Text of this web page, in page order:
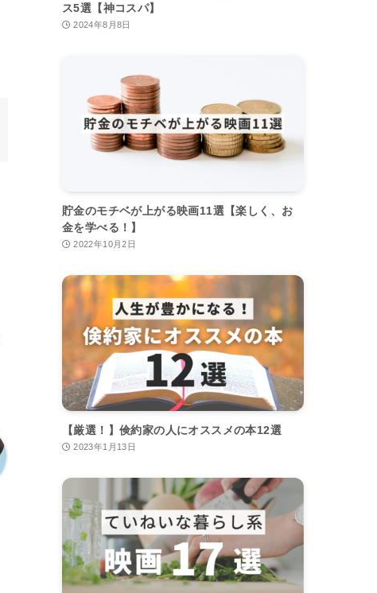
ス5選【神コスパ】
2024年8月8日
貯金のモチベが上がる映画11選【楽しく、お
金を学べる！】
2022年10月2日
【厳選！】倹約家の人にオススメの本12選
2023年1月13日